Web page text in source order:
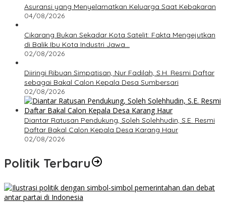
Asuransi yang Menyelamatkan Keluarga Saat Kebakaran
04/08/2026
Cikarang Bukan Sekadar Kota Satelit: Fakta Mengejutkan
di Balik Ibu Kota Industri Jawa…
02/08/2026
Diiringi Ribuan Simpatisan, Nur Fadilah, S.H. Resmi Daftar
sebagai Bakal Calon Kepala Desa Sumbersari
02/08/2026
Diantar Ratusan Pendukung, Soleh Solehhudin, S.E. Resmi
Daftar Bakal Calon Kepala Desa Karang Haur
02/08/2026
Politik Terbaru